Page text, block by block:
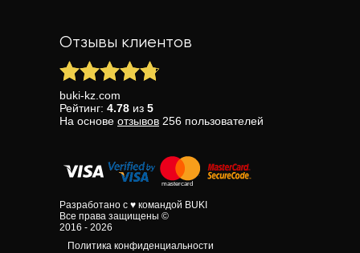
Отзывы клиентов
buki-kz.com
Рейтинг: 4.78 из 5
На основе отзывов 256 пользователей
Разработано с ♥ командой BUKI
Все права защищены ©
2016 - 2026
Политика конфиденциальности